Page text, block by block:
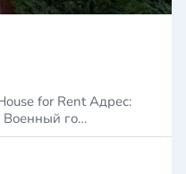
Военный го…